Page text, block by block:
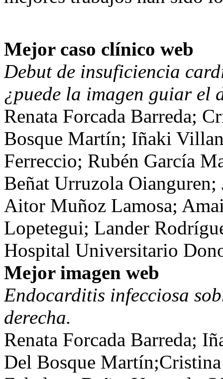
Mejor caso clínico web
Debut de insuficiencia
¿puede la imagen guiar el
Renata Forcada Barreda;
Bosque Martín; Iñaki
Ferreccio; Rubén García
Beñat Urruzola Oianguren;
Aitor Muñoz Lamosa;
Lopetegui; Lander
Hospital Universitario
Mejor imagen web
Endocarditis infecciosa
derecha.
Renata Forcada Barreda;
Del Bosque